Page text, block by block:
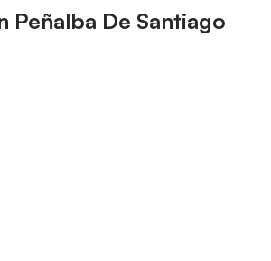
Peñalba De Santiago